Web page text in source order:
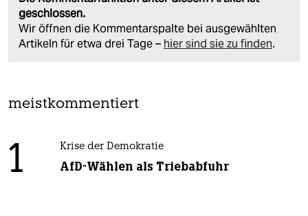
geschlossen.
Wir öffnen die Kommentarspalte bei ausgewählten
Artikeln für etwa drei Tage – hier sind sie zu finden.
meistkommentiert
1 Krise der Demokratie
AfD-Wählen als Triebabfuhr